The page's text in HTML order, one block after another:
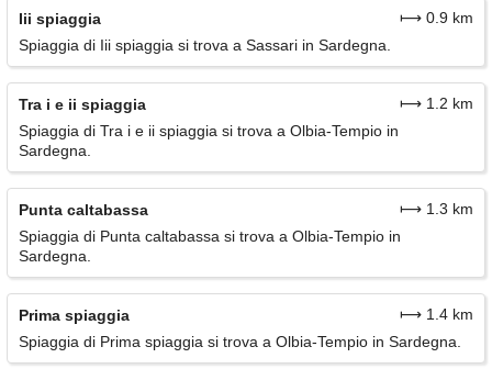
Iii spiaggia
⟼ 0.9 km
Spiaggia di Iii spiaggia si trova a Sassari in Sardegna.
Tra i e ii spiaggia
⟼ 1.2 km
Spiaggia di Tra i e ii spiaggia si trova a Olbia-Tempio in
Sardegna.
Punta caltabassa
⟼ 1.3 km
Spiaggia di Punta caltabassa si trova a Olbia-Tempio in
Sardegna.
Prima spiaggia
⟼ 1.4 km
Spiaggia di Prima spiaggia si trova a Olbia-Tempio in Sardegna.